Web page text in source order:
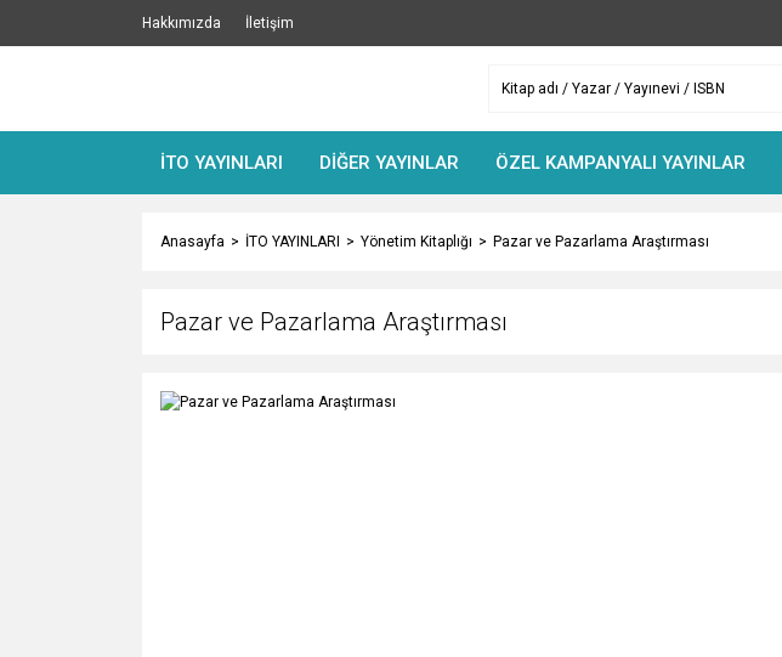
Hakkımızda İletişim
İTO YAYINLARI DİĞER YAYINLAR ÖZEL KAMPANYALI YAYINLAR
Anasayfa İTO YAYINLARI Yönetim Kitaplığı Pazar ve Pazarlama Araştırması
Pazar ve Pazarlama Araştırması